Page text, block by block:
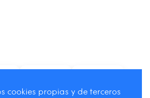
cookies propias y de terceros